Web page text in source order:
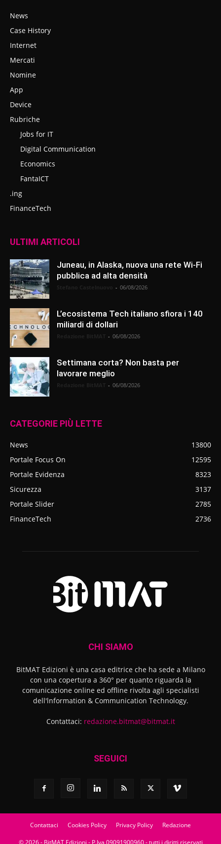
News
Case History
Internet
Mercati
Nomine
App
Device
Rubriche
Jobs for IT
Digital Communication
Economics
FantaICT
.ing
FinanceTech
ULTIMI ARTICOLI
Juneau, in Alaska, nuova una rete Wi-Fi
pubblica ad alta densità
- 06/08/2026
L’ecosistema Tech italiano sfiora i 140
miliardi di dollari
- 06/08/2026
Settimana corta? Non basta per
lavorare meglio
- 06/08/2026
CATEGORIE PIÙ LETTE
News
13800
Portale Focus On
12595
Portale Evidenza
8323
Sicurezza
3137
Portale Slider
2785
FinanceTech
2736
CHI SIAMO
BitMAT Edizioni è una casa editrice che ha sede a Milano
con una copertura a 360° per quanto riguarda la
comunicazione online ed offline rivolta agli specialisti
dell'lnformation & Communication Technology.
Contattaci: redazione.bitmat@bitmat.it
SEGUICI
Contattaci Cookies Policy Privacy Policy Redazione
© 2026 - BitMAT Edizioni - P.Iva 09091900960 - tutti i diritti riservati